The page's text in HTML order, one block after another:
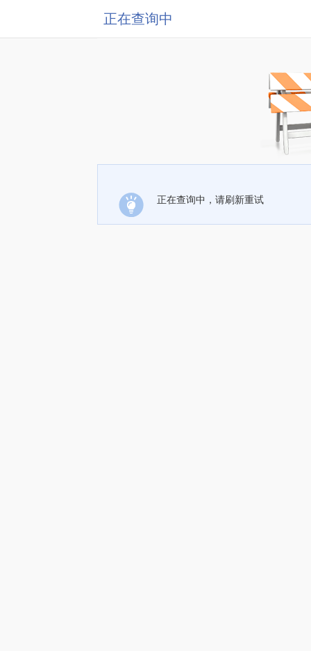
正在查询中
正在查询中，请刷新重试